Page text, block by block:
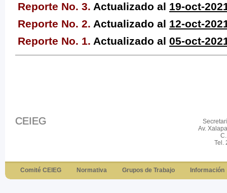
Reporte No. 3. Actualizado al 19-oct-
Reporte No. 2. Actualizado al 12-oct-
Reporte No. 1. Actualizado al 05-oct-
CEIEG
Av.
Tel.
Comité CEIEG Normativa Grupos de Trabajo Información